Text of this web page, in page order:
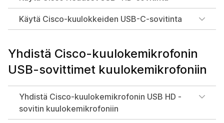
Käytä Cisco-kuulokkeiden USB-C-sovitinta
Yhdistä Cisco-kuulokemikrofonin
USB-sovittimet kuulokemikrofoniin
Yhdistä Cisco-kuulokemikrofonin USB HD -
sovitin kuulokemikrofoniin